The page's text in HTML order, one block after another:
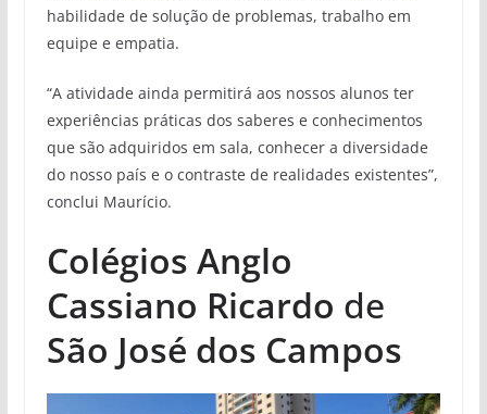
habilidade de solução de problemas, trabalho em
equipe e empatia.
“A atividade ainda permitirá aos nossos alunos ter
experiências práticas dos saberes e conhecimentos
que são adquiridos em sala, conhecer a diversidade
do nosso país e o contraste de realidades existentes”,
conclui Maurício.
Colégios Anglo
Cassiano Ricardo de
São José dos Campos